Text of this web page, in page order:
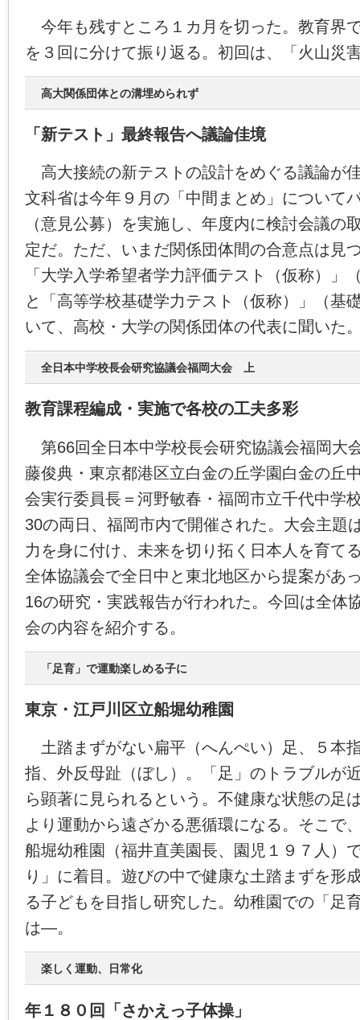
今年も残すところ１カ月を切った。教育界
を３回に分けて振り返る。初回は、「火山災
高大関係団体との溝埋められず
「新テスト」最終報告へ議論佳境
高大接続の新テストの設計をめぐる議論が
文科省は今年９月の「中間まとめ」について
（意見公募）を実施し、年度内に検討会議の
定だ。ただ、いまだ関係団体間の合意点は見
「大学入学希望者学力評価テスト（仮称）」
と「高等学校基礎学力テスト（仮称）」（基
いて、高校・大学の関係団体の代表に聞いた
全日本中学校長会研究協議会福岡大会 上
教育課程編成・実施で各校の工夫多彩
第66回全日本中学校長会研究協議会福岡大
藤俊典・東京都港区立白金の丘学園白金の丘
会実行委員長＝河野敏春・福岡市立千代中学
30の両日、福岡市内で開催された。大会主題
力を身に付け、未来を切り拓く日本人を育て
全体協議会で全日中と東北地区から提案があ
16の研究・実践報告が行われた。今回は全体
会の内容を紹介する。
「足育」で運動楽しめる子に
東京・江戸川区立船堀幼稚園
土踏まずがない扁平（へんぺい）足、５本
指、外反母趾（ぼし）。「足」のトラブルが
ら顕著に見られるという。不健康な状態の足
より運動から遠ざかる悪循環になる。そこで
船堀幼稚園（福井直美園長、園児１９７人）
り」に着目。遊びの中で健康な土踏まずを形
る子どもを目指し研究した。幼稚園での「足
は―。
楽しく運動、日常化
年１８０回「さかえっ子体操」